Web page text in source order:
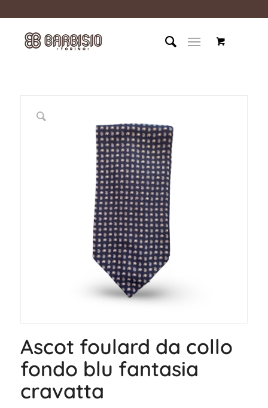
Ascot foulard da collo
fondo blu fantasia
cravatta